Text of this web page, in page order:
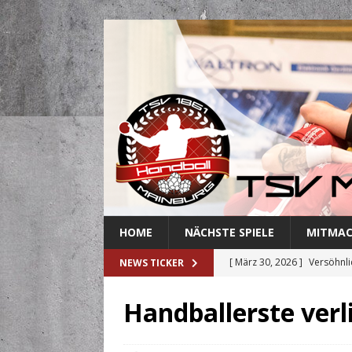
HOME NÄCHSTE SPIELE
NEWS TICKER [ März 30, 2026 ]
[ März 18, 2026 ]
Handballerste